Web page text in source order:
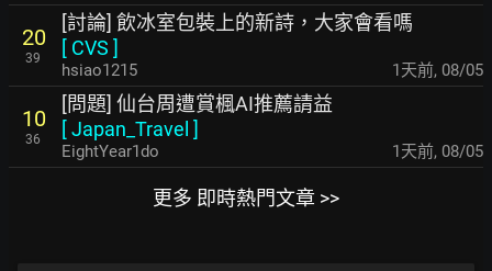
20
39
[討論] 飲冰室包裝上的新詩，大家會看嗎
[ CVS ]
hsiao1215 1天前, 08/05
10
36
[問題] 仙台周遭賞楓AI推薦請益
[Japan_Travel ]
EightYear1do 1天前, 08/05
更多 即時熱門文章 >>